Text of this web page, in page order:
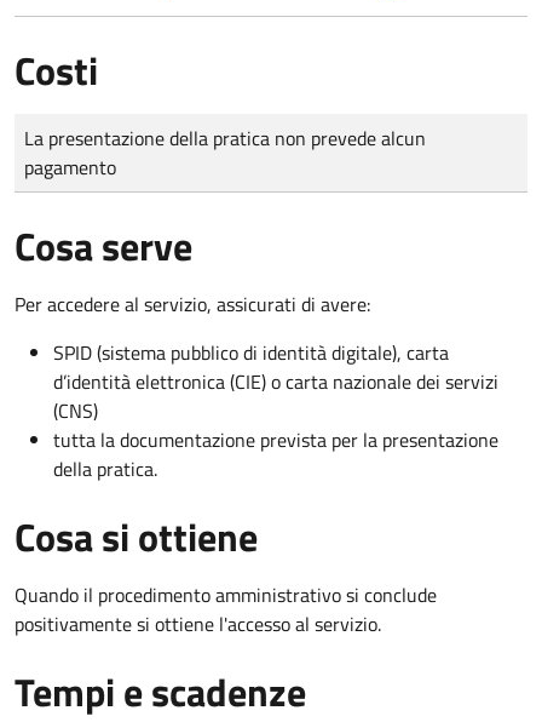
Costi
Tipo di pagamento
Importo
La presentazione della pratica non prevede alcun
pagamento
Cosa serve
Per accedere al servizio, assicurati di avere:
SPID (sistema pubblico di identità digitale), carta
d’identità elettronica (CIE) o carta nazionale dei servizi
(CNS)
tutta la documentazione prevista per la presentazione
della pratica.
Cosa si ottiene
Quando il procedimento amministrativo si conclude
positivamente si ottiene l'accesso al servizio.
Tempi e scadenze